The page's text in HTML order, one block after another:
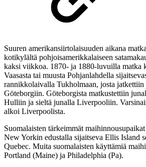
Suuren amerikansiirtolaisuuden aikana
kotikylältä pohjoisamerikkalaiseen
kaksi viikkoa. 1870- ja 1880-luvuilla matka
Vaasasta tai muusta Pohjanlahdella
rannikkolaivalla Tukholmaan, josta
Göteborgiin. Göteborgista matkustettiin
Hulliin ja sieltä junalla Liverpooliin.
alkoi Liverpoolista.
Suomalaisten tärkeimmät
New Yorkin edustalla sijaitseva Ellis Island
Quebec. Muita suomalaisten käyttämiä
Portland (Maine) ja Philadelphia (Pa).